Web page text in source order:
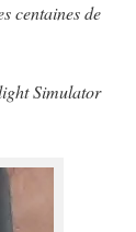
centaines de
Simulator